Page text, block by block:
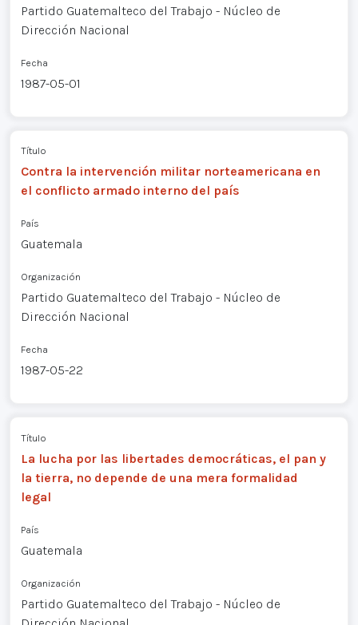
Partido Guatemalteco del Trabajo - Núcleo de
Dirección Nacional
Fecha
1987-05-01
Título
Contra la intervención militar norteamericana en
el conflicto armado interno del país
País
Guatemala
Organización
Partido Guatemalteco del Trabajo - Núcleo de
Dirección Nacional
Fecha
1987-05-22
Título
La lucha por las libertades democráticas, el pan y
la tierra, no depende de una mera formalidad
legal
País
Guatemala
Organización
Partido Guatemalteco del Trabajo - Núcleo de